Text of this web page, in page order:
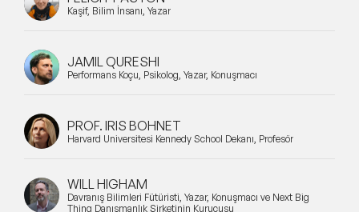
Kaşif, Bilim İnsanı, Yazar
JAMIL QURESHI
Performans Koçu, Psikolog, Yazar, Konuşmacı
PROF. IRIS BOHNET
Harvard Üniversitesi Kennedy School Dekanı, Profesör
WILL HIGHAM
Davranış Bilimleri Fütüristi, Yazar, Konuşmacı ve Next Big
Thing Danışmanlık Şirketinin Kurucusu